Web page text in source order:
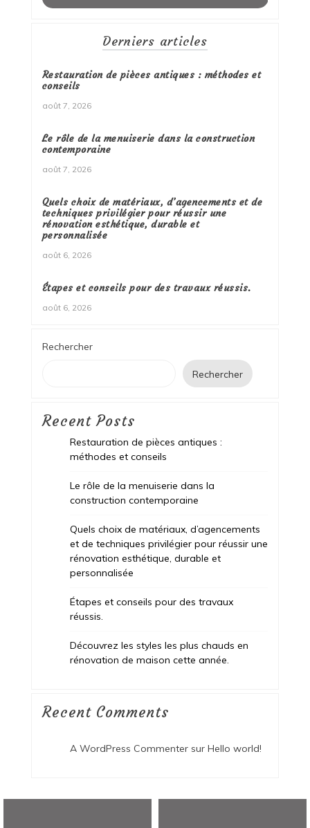
Derniers articles
Restauration de pièces antiques : méthodes et
conseils
août 7, 2026
Le rôle de la menuiserie dans la construction
contemporaine
août 7, 2026
Quels choix de matériaux, d’agencements et de
techniques privilégier pour réussir une
rénovation esthétique, durable et
personnalisée
août 6, 2026
Étapes et conseils pour des travaux réussis.
août 6, 2026
Rechercher
Rechercher
Recent Posts
Restauration de pièces antiques :
méthodes et conseils
Le rôle de la menuiserie dans la
construction contemporaine
Quels choix de matériaux, d’agencements
et de techniques privilégier pour réussir une
rénovation esthétique, durable et
personnalisée
Étapes et conseils pour des travaux
réussis.
Découvrez les styles les plus chauds en
rénovation de maison cette année.
Recent Comments
A WordPress Commentersur Hello world!